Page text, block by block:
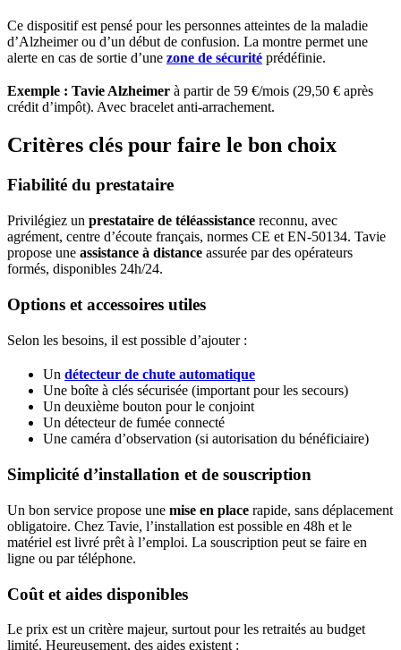
Ce dispositif est pensé pour les personnes atteintes de la maladie
d’Alzheimer ou d’un début de confusion. La montre permet une
alerte en cas de sortie d’une zone de sécurité prédéfinie.
Exemple : Tavie Alzheimer à partir de 59 €/mois (29,50 € après
crédit d’impôt). Avec bracelet anti-arrachement.
Critères clés pour faire le bon choix
Fiabilité du prestataire
Privilégiez un prestataire de téléassistance reconnu, avec
agrément, centre d’écoute français, normes CE et EN-50134. Tavie
propose une assistance à distance assurée par des opérateurs
formés, disponibles 24h/24.
Options et accessoires utiles
Selon les besoins, il est possible d’ajouter :
Un détecteur de chute automatique
Une boîte à clés sécurisée (important pour les secours)
Un deuxième bouton pour le conjoint
Un détecteur de fumée connecté
Une caméra d’observation (si autorisation du bénéficiaire)
Simplicité d’installation et de souscription
Un bon service propose une mise en place rapide, sans déplacement
obligatoire. Chez Tavie, l’installation est possible en 48h et le
matériel est livré prêt à l’emploi. La souscription peut se faire en
ligne ou par téléphone.
Coût et aides disponibles
Le prix est un critère majeur, surtout pour les retraités au budget
limité. Heureusement, des aides existent :